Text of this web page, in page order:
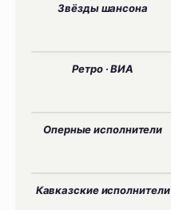
Звёзды шансона
Ретро · ВИА
Оперные исполнители
Кавказские исполнители